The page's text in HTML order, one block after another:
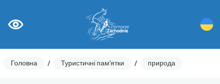
Головна / Туристичні пам'ятки / природа